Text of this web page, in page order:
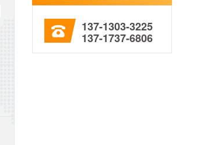
137-1303-3225
137-1737-6806